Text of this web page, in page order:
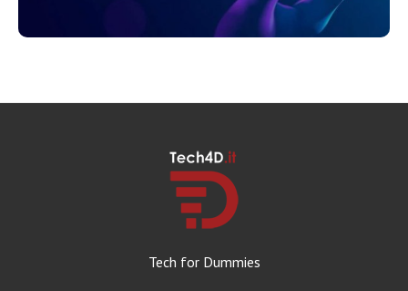
Tech for Dummies